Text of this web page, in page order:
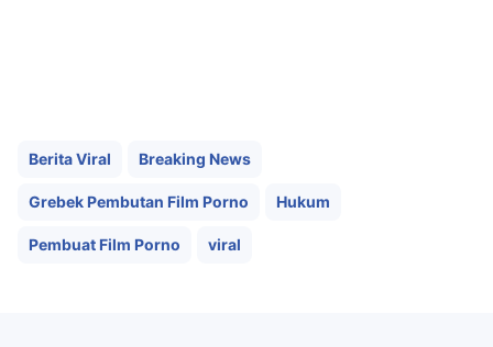
Berita Viral Breaking News
Grebek Pembutan Film Porno Hukum
Pembuat Film Porno viral